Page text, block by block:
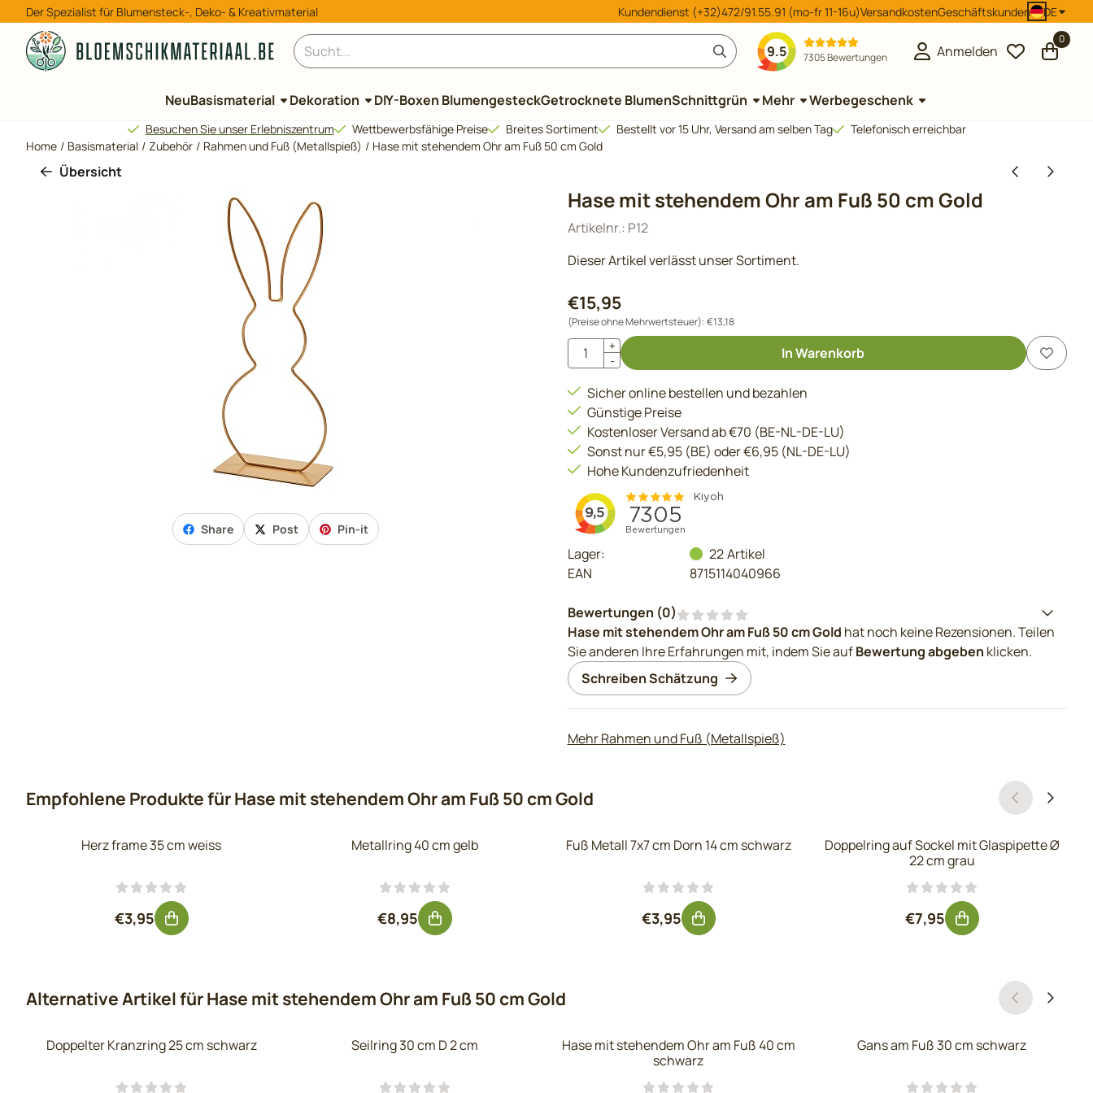
Cookie-Einstellungen verfügbar. Einstellungen wählen oder alle Cookies zulassen.
Der Spezialist für Blumensteck-, Deko- & Kreativmaterial Kundendienst (+32)472/91.55.91 (mo-fr 11-16u)VersandkostenGeschäftskunden DE
Suche 9.5 7305 Bewertungen Anmelden
0
NeuBasismaterial Dekoration DIY-Boxen BlumengesteckGetrocknete BlumenSchnittgrün Mehr Werbegeschenk
Besuchen Sie unser Erlebniszentrum Wettbewerbsfähige Preise Breites Sortiment Bestellt vor 15 Uhr, Versand am selben Tag
Telefonisch erreichbar
Home / Basismaterial / Zubehör / Rahmen und Fuß (Metallspieß) / Hase mit stehendem Ohr am Fuß 50 cm Gold
Übersicht
Share Post Pin-it
Hase mit stehendem Ohr am Fuß 50 cm Gold
Artikelnr.: P12
Dieser Artikel verlässt unser Sortiment.
€15,95
(Preise ohne Mehrwertsteuer):€13,18
Anzahl
+
-
In Warenkorb
Sicher online bestellen und bezahlen
Günstige Preise
Kostenloser Versand ab €70 (BE-NL-DE-LU)
Sonst nur €5,95 (BE) oder €6,95 (NL-DE-LU)
Hohe Kundenzufriedenheit
Lager: 22 Artikel
EAN
8715114040966
Bewertungen (0)
Hase mit stehendem Ohr am Fuß 50 cm Gold hat noch keine Rezensionen. Teilen
Sie anderen Ihre Erfahrungen mit, indem Sie aufBewertung abgeben klicken.
Schreiben Schätzung
Mehr Rahmen und Fuß (Metallspieß)
Empfohlene Produkte fürHase mit stehendem Ohr am Fuß 50 cm Gold
Herz frame 35 cm weiss
Preis: 3,95, ohne MwSt.: 3,26
€3,95
Metallring 40 cm gelb
Preis: 8,95, ohne MwSt.: 7,40
€8,95
Fuß Metall 7x7 cm Dorn 14 cm schwarz
Preis: 3,95, ohne MwSt.: 3,26
€3,95
Doppelring auf Sockel mit Glaspipette Ø
22 cm grau
Preis: 7,95, ohne MwSt.: 6,57
€7,95
Alternative Artikel fürHase mit stehendem Ohr am Fuß 50 cm Gold
Doppelter Kranzring 25 cm schwarz Seilring 30 cm D 2 cm
Hase mit stehendem Ohr am Fuß 40 cm
schwarz
Gans am Fuß 30 cm schwarz